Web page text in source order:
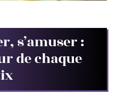
s’amuser :
de chaque